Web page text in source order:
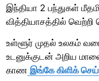
இந்தியா 2 பந்துகள்
வித்தியாசத்தில் வெற்றி
உள்ளூர் முதல் உலகம்
உடனுக்குடன் அறிய
காண இங்கே கிளிக்